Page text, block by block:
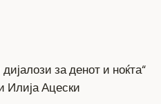
за денот и ноќта“
Илија Ацески